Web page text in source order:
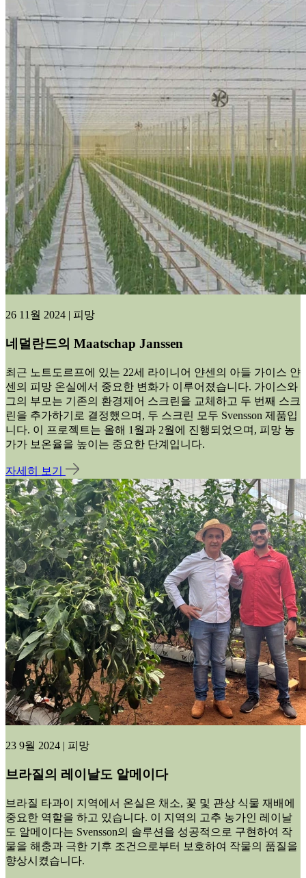
26 11월 2024 | 피망
네덜란드의 Maatschap Janssen
최근 노트도르프에 있는 22세 라이니어 얀센의 아들 가이스 얀
센의 피망 온실에서 중요한 변화가 이루어졌습니다. 가이스와
그의 부모는 기존의 환경제어 스크린을 교체하고 두 번째 스크
린을 추가하기로 결정했으며, 두 스크린 모두 Svensson 제품입
니다. 이 프로젝트는 올해 1월과 2월에 진행되었으며, 피망 농
가가 보온율을 높이는 중요한 단계입니다.
자세히 보기
23 9월 2024 | 피망
브라질의 레이날도 알메이다
브라질 타과이 지역에서 온실은 채소, 꽃 및 관상 식물 재배에
중요한 역할을 하고 있습니다. 이 지역의 고추 농가인 레이날
도 알메이다는 Svensson의 솔루션을 성공적으로 구현하여 작
물을 해충과 극한 기후 조건으로부터 보호하여 작물의 품질을
향상시켰습니다.